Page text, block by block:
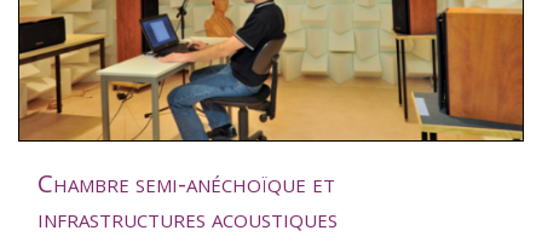
Chambre semi-anéchoïque et
infrastructures acoustiques